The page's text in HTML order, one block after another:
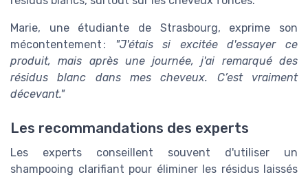
Marie, une étudiante de Strasbourg, exprime son
mécontentement :
"J'étais si excitée d'essayer ce
produit, mais après une journée, j'ai remarqué des
résidus blanc dans mes cheveux. C’est vraiment
décevant."
Les recommandations des experts
Les experts conseillent souvent d'utiliser un
shampooing clarifiant pour éliminer les résidus laissés